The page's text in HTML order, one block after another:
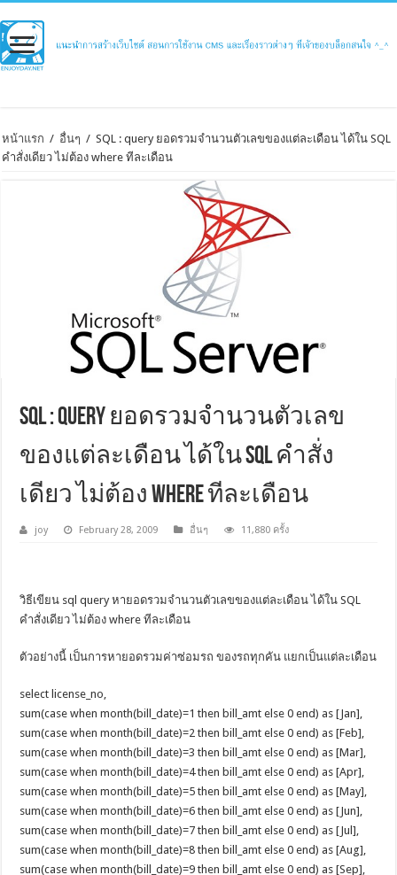
หน้าแรก / อื่นๆ / SQL : query ยอดรวมจำนวนตัวเลขของแต่ละเดือน ได้ใน SQL
คำสั่งเดียว ไม่ต้อง where ทีละเดือน
SQL : query ยอดรวมจำนวนตัวเลข
ของแต่ละเดือน ได้ใน SQL คำสั่ง
เดียว ไม่ต้อง where ทีละเดือน
joy February 28, 2009 อื่นๆ 11,880 ครั้ง
วิธีเขียน sql query หายอดรวมจำนวนตัวเลขของแต่ละเดือน ได้ใน SQL
คำสั่งเดียว ไม่ต้อง where ทีละเดือน
ตัวอย่างนี้ เป็นการหายอดรวมค่าซ่อมรถ ของรถทุกคัน แยกเป็นแต่ละเดือน
select license_no,
sum(case when month(bill_date)=1 then bill_amt else 0 end) as [Jan],
sum(case when month(bill_date)=2 then bill_amt else 0 end) as [Feb],
sum(case when month(bill_date)=3 then bill_amt else 0 end) as [Mar],
sum(case when month(bill_date)=4 then bill_amt else 0 end) as [Apr],
sum(case when month(bill_date)=5 then bill_amt else 0 end) as [May],
sum(case when month(bill_date)=6 then bill_amt else 0 end) as [Jun],
sum(case when month(bill_date)=7 then bill_amt else 0 end) as [Jul],
sum(case when month(bill_date)=8 then bill_amt else 0 end) as [Aug],
sum(case when month(bill_date)=9 then bill_amt else 0 end) as [Sep],